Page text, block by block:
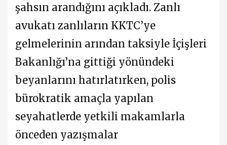
şahsın arandığını açıkladı. Zanlı
avukatı zanlıların KKTC’ye
gelmelerinin arından taksiyle İçişleri
Bakanlığı’na gittiği yönündeki
beyanlarını hatırlatırken, polis
bürokratik amaçla yapılan
seyahatlerde yetkili makamlarla
önceden yazışmalar